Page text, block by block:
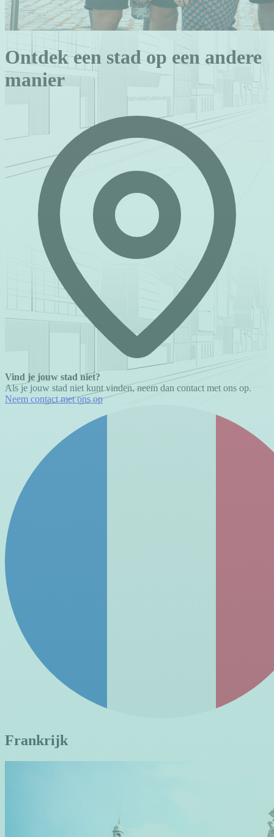
Ontdek een stad op een andere
manier
Vind je jouw stad niet?
Als je jouw stad niet kunt vinden, neem dan contact met ons op.
Neem contact met ons op
Frankrijk